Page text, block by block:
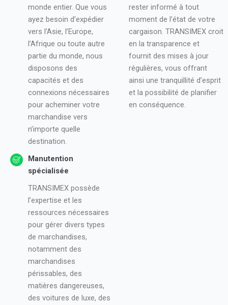
monde entier. Que vous
ayez besoin d’expédier
vers l’Asie, l’Europe,
l’Afrique ou toute autre
partie du monde, nous
disposons des
capacités et des
connexions nécessaires
pour acheminer votre
marchandise vers
n’importe quelle
destination.
Manutention
spécialisée
TRANSIMEX possède
l’expertise et les
ressources nécessaires
pour gérer divers types
de marchandises,
notamment des
marchandises
périssables, des
matières dangereuses,
des voitures de luxe, des
rester informé à tout
moment de l’état de votre
cargaison. TRANSIMEX croit
en la transparence et
fournit des mises à jour
régulières, vous offrant
ainsi une tranquillité d’esprit
et la possibilité de planifier
en conséquence.